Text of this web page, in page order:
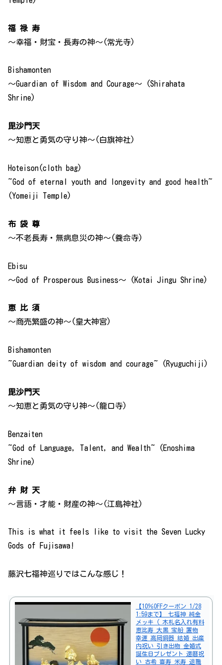
福 禄 寿
～幸福・財宝・長寿の神～(常光寺)
Bishamonten
～Guardian of Wisdom and Courage～ (Shirahata
Shrine)
毘沙門天
～知恵と勇気の守り神～(白旗神社)
Hoteison(cloth bag)
~God of eternal youth and longevity and good health~
(Yomeiji Temple)
布 袋 尊
～不老長寿・無病息災の神～(養命寺)
Ebisu
～God of Prosperous Business～ (Kotai Jingu Shrine)
恵 比 須
～商売繁盛の神～(皇大神宮)
Bishamonten
~Guardian deity of wisdom and courage~ (Ryuguchiji)
毘沙門天
～知恵と勇気の守り神～(龍口寺)
Benzaiten
~God of Language, Talent, and Wealth~ (Enoshima
Shrine)
弁 財 天
～言語・才能・財産の神～(江島神社)
This is what it feels like to visit the Seven Lucky
Gods of Fujisawa!
藤沢七福神巡りではこんな感じ！
【10％OFFクーポン 1/28
1:59まで】 七福神 純金
メッキ ( 木札名入れ有料
恵比寿 大黒 宝船 置物
幸運 高岡銅器 結婚 出産
内祝い 引き出物 金婚式
誕生日プレゼント 還暦祝
い 古希 喜寿 米寿 退職